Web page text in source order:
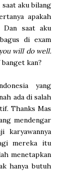
saat aku bilang
apakah
Dan saat aku
di exam
will do well.
kan?
yang
ada di salah
Thanks Mas
mendengar
karyawannya
mereka itu
menetapkan
hanya butuh